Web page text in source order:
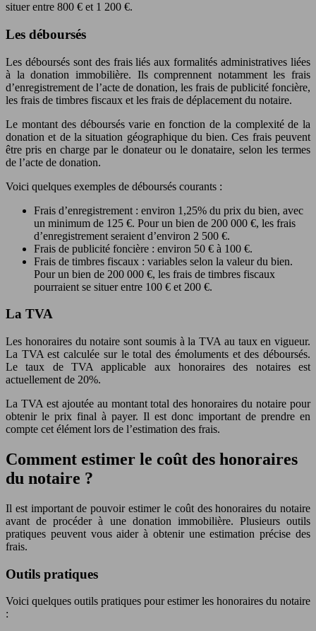
situer entre 800 € et 1 200 €.
Les déboursés
Les déboursés sont des frais liés aux formalités administratives liées
à la donation immobilière. Ils comprennent notamment les frais
d’enregistrement de l’acte de donation, les frais de publicité foncière,
les frais de timbres fiscaux et les frais de déplacement du notaire.
Le montant des déboursés varie en fonction de la complexité de la
donation et de la situation géographique du bien. Ces frais peuvent
être pris en charge par le donateur ou le donataire, selon les termes
de l’acte de donation.
Voici quelques exemples de déboursés courants :
Frais d’enregistrement : environ 1,25% du prix du bien, avec
un minimum de 125 €. Pour un bien de 200 000 €, les frais
d’enregistrement seraient d’environ 2 500 €.
Frais de publicité foncière : environ 50 € à 100 €.
Frais de timbres fiscaux : variables selon la valeur du bien.
Pour un bien de 200 000 €, les frais de timbres fiscaux
pourraient se situer entre 100 € et 200 €.
La TVA
Les honoraires du notaire sont soumis à la TVA au taux en vigueur.
La TVA est calculée sur le total des émoluments et des déboursés.
Le taux de TVA applicable aux honoraires des notaires est
actuellement de 20%.
La TVA est ajoutée au montant total des honoraires du notaire pour
obtenir le prix final à payer. Il est donc important de prendre en
compte cet élément lors de l’estimation des frais.
Comment estimer le coût des honoraires
du notaire ?
Il est important de pouvoir estimer le coût des honoraires du notaire
avant de procéder à une donation immobilière. Plusieurs outils
pratiques peuvent vous aider à obtenir une estimation précise des
frais.
Outils pratiques
Voici quelques outils pratiques pour estimer les honoraires du notaire
: